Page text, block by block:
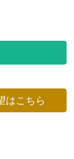
はこちら